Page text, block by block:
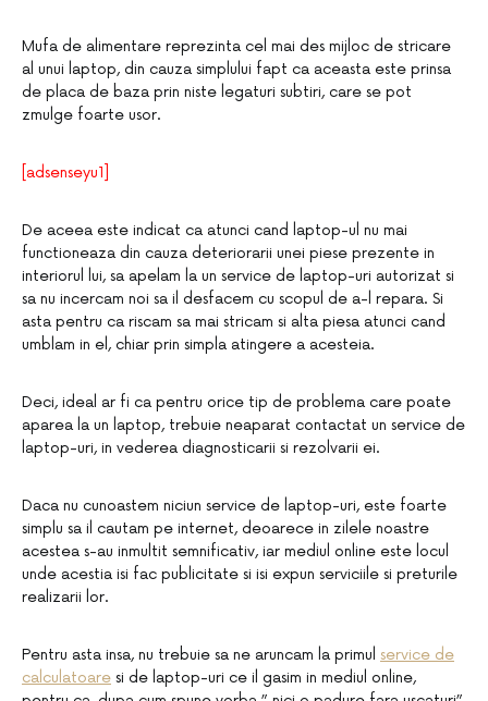
Mufa de alimentare reprezinta cel mai des mijloc de stricare
al unui laptop, din cauza simplului fapt ca aceasta este prinsa
de placa de baza prin niste legaturi subtiri, care se pot
zmulge foarte usor.
[adsenseyu1]
De aceea este indicat ca atunci cand laptop-ul nu mai
functioneaza din cauza deteriorarii unei piese prezente in
interiorul lui, sa apelam la un service de laptop-uri autorizat si
sa nu incercam noi sa il desfacem cu scopul de a-l repara. Si
asta pentru ca riscam sa mai stricam si alta piesa atunci cand
umblam in el, chiar prin simpla atingere a acesteia.
Deci, ideal ar fi ca pentru orice tip de problema care poate
aparea la un laptop, trebuie neaparat contactat un service de
laptop-uri, in vederea diagnosticarii si rezolvarii ei.
Daca nu cunoastem niciun service de laptop-uri, este foarte
simplu sa il cautam pe internet, deoarece in zilele noastre
acestea s-au inmultit semnificativ, iar mediul online este locul
unde acestia isi fac publicitate si isi expun serviciile si preturile
realizarii lor.
Pentru asta insa, nu trebuie sa ne aruncam la primul service de
calculatoare si de laptop-uri ce il gasim in mediul online,